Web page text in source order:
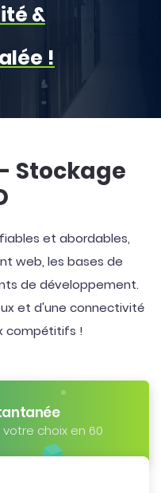
&
!
Stockage
et abordables,
web, les bases de
de développement.
et d'une connectivité
compétitifs !
choix en 60